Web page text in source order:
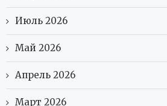
Июль 2026
Май 2026
Апрель 2026
Март 2026